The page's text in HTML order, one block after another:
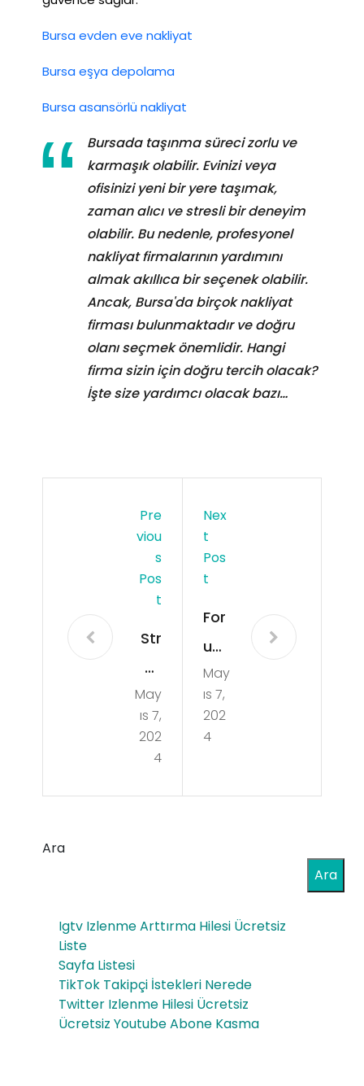
Bursa evden eve nakliyat
Bursa eşya depolama
Bursa asansörlü nakliyat
Bursada taşınma süreci zorlu ve
karmaşık olabilir. Evinizi veya
ofisinizi yeni bir yere taşımak,
zaman alıcı ve stresli bir deneyim
olabilir. Bu nedenle, profesyonel
nakliyat firmalarının yardımını
almak akıllıca bir seçenek olabilir.
Ancak, Bursa'da birçok nakliyat
firması bulunmaktadır ve doğru
olanı seçmek önemlidir. Hangi
firma sizin için doğru tercih olacak?
İşte size yardımcı olacak bazı…
Pre
Viou
S
Pos
T
Str
es
Yön
eti
mi
a
ha
Fazl
May
ıs 7,
202
4
Nex
T
Pos
T
For
um
Site
leri
nde
Tek
Tre
ndl
May
ıs 7,
202
4
Ara
Ara
Igtv Izlenme Arttırma Hilesi Ücretsiz
Liste
Sayfa Listesi
TikTok Takipçi İstekleri Nerede
Twitter Izlenme Hilesi Ücretsiz
Ücretsiz Youtube Abone Kasma